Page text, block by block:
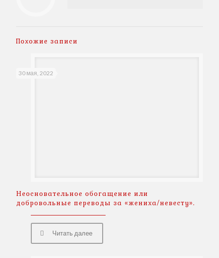
Похожие записи
30 мая, 2022
Неосновательное обогащение или
добровольные переводы за «жениха/невесту».
Читать далее